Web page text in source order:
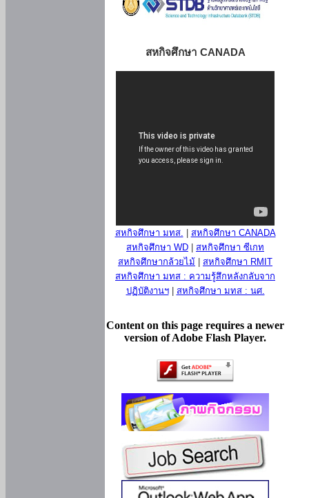
สหกิจศึกษา CANADA
สหกิจศึกษา มทส.
สหกิจศึกษา CANADA
สหกิจศึกษา WD
สหกิจศึกษา ซีเกท
สหกิจศึกษากล้วยไม้
สหกิจศึกษา RMIT
สหกิจศึกษา มทส : ความรู้สึกหลังกลับจาก
ปฏิบัติงานฯ| สหกิจศึกษา มทส : นศ.
Content on this page requires a newer
version of Adobe Flash Player.